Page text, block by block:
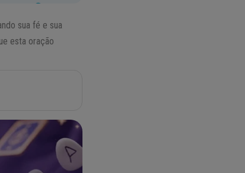
sua fé e sua
esta oração